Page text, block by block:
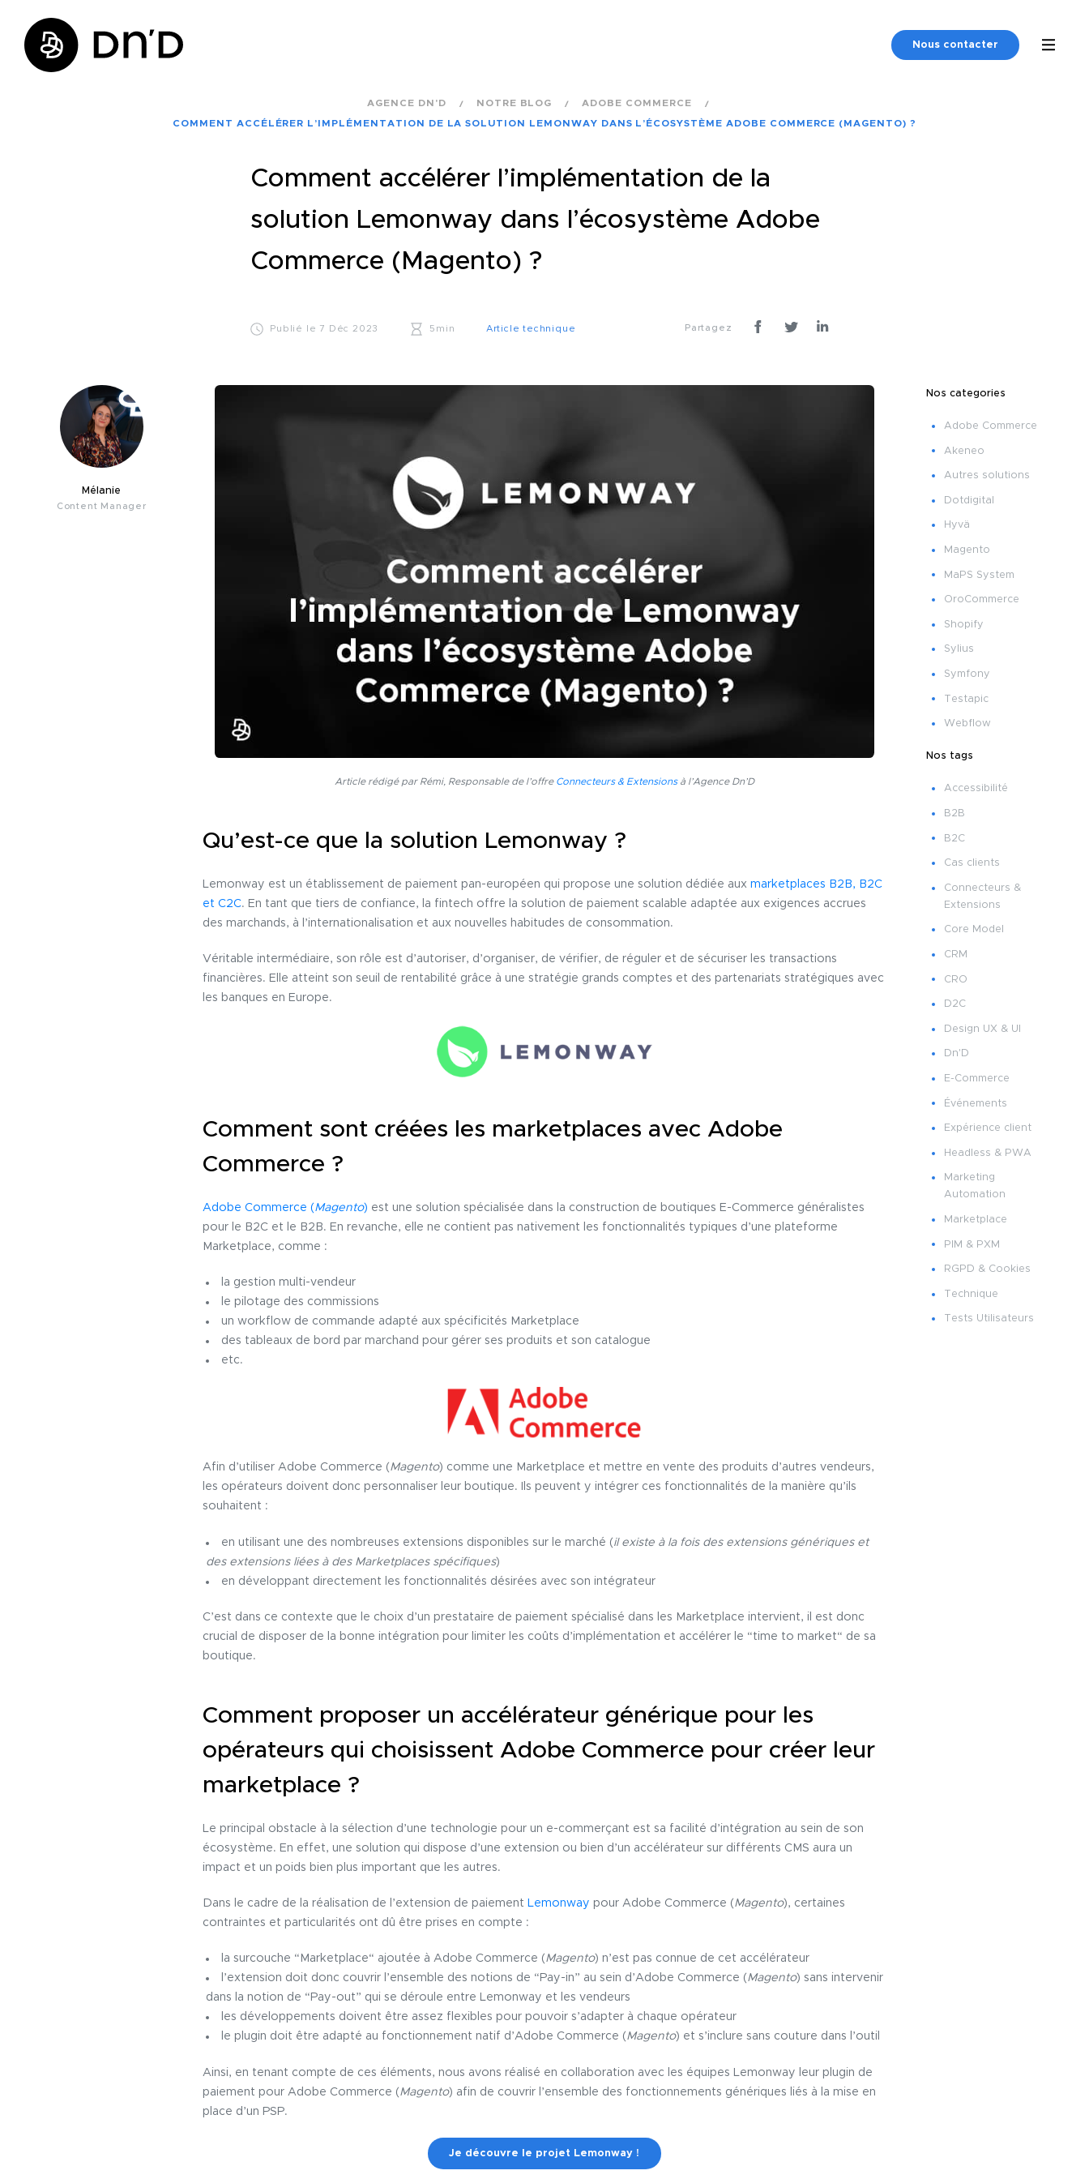
Nous contacter
AGENCE DN'D NOTRE BLOG ADOBE COMMERCE
COMMENT ACCÉLÉRER L’IMPLÉMENTATION DE LA SOLUTION LEMONWAY DANS L’ÉCOSYSTÈME ADOBE COMMERCE (MAGENTO) ?
Comment accélérer l’implémentation de la
solution Lemonway dans l’écosystème Adobe
Commerce (Magento) ?
Publié le 7 Déc 2023 5min Article technique Partagez
Mélanie
Content Manager
Article rédigé par Rémi, Responsable de l’offre Connecteurs & Extensionsà l’Agence Dn’D
Qu’est-ce que la solution Lemonway ?
Lemonway est un établissement de paiement pan-européen qui propose une solution dédiée aux marketplaces B2B, B2C
et C2C. En tant que tiers de confiance, la fintech offre la solution de paiement scalable adaptée aux exigences accrues
des marchands, à l’internationalisation et aux nouvelles habitudes de consommation.
Véritable intermédiaire, son rôle est d’autoriser, d’organiser, de vérifier, de réguler et de sécuriser les transactions
financières. Elle atteint son seuil de rentabilité grâce à une stratégie grands comptes et des partenariats stratégiques avec
les banques en Europe.
Comment sont créées les marketplaces avec Adobe
Commerce ?
Adobe Commerce (Magento) est une solution spécialisée dans la construction de boutiques E-Commerce généralistes
pour le B2C et le B2B. En revanche, elle ne contient pas nativement les fonctionnalités typiques d’une plateforme
Marketplace, comme :
la gestion multi-vendeur
le pilotage des commissions
un workflow de commande adapté aux spécificités Marketplace
des tableaux de bord par marchand pour gérer ses produits et son catalogue
etc.
Afin d’utiliser Adobe Commerce (Magento) comme une Marketplace et mettre en vente des produits d’autres vendeurs,
les opérateurs doivent donc personnaliser leur boutique. Ils peuvent y intégrer ces fonctionnalités de la manière qu’ils
souhaitent :
en utilisant une des nombreuses extensions disponibles sur le marché (il existe à la fois des extensions génériques et
des extensions liées à des Marketplaces spécifiques)
en développant directement les fonctionnalités désirées avec son intégrateur
C’est dans ce contexte que le choix d’un prestataire de paiement spécialisé dans les Marketplace intervient, il est donc
crucial de disposer de la bonne intégration pour limiter les coûts d’implémentation et accélérer le “time to market“ de sa
boutique.
Comment proposer un accélérateur générique pour les
opérateurs qui choisissent Adobe Commerce pour créer leur
marketplace ?
Le principal obstacle à la sélection d’une technologie pour un e-commerçant est sa facilité d’intégration au sein de son
écosystème. En effet, une solution qui dispose d’une extension ou bien d’un accélérateur sur différents CMS aura un
impact et un poids bien plus important que les autres.
Dans le cadre de la réalisation de l’extension de paiement Lemonway pour Adobe Commerce (Magento), certaines
contraintes et particularités ont dû être prises en compte :
la surcouche “Marketplace“ ajoutée à Adobe Commerce (Magento) n’est pas connue de cet accélérateur
l’extension doit donc couvrir l’ensemble des notions de “Pay-in” au sein d’Adobe Commerce (Magento) sans intervenir
dans la notion de “Pay-out” qui se déroule entre Lemonway et les vendeurs
les développements doivent être assez flexibles pour pouvoir s’adapter à chaque opérateur
le plugin doit être adapté au fonctionnement natif d’Adobe Commerce (Magento) et s’inclure sans couture dans l’outil
Ainsi, en tenant compte de ces éléments, nous avons réalisé en collaboration avec les équipes Lemonway leur plugin de
paiement pour Adobe Commerce (Magento) afin de couvrir l’ensemble des fonctionnements génériques liés à la mise en
place d’un PSP.
Je découvre le projet Lemonway !
Nos categories
Adobe Commerce
Akeneo
Autres solutions
Dotdigital
Hyvä
Magento
MaPS System
OroCommerce
Shopify
Sylius
Symfony
Testapic
Webflow
Nos tags
Accessibilité
B2B
B2C
Cas clients
Connecteurs &
Extensions
Core Model
CRM
CRO
D2C
Design UX & UI
Dn'D
E-Commerce
Événements
Expérience client
Headless & PWA
Marketing
Automation
Marketplace
PIM & PXM
RGPD & Cookies
Technique
Tests Utilisateurs